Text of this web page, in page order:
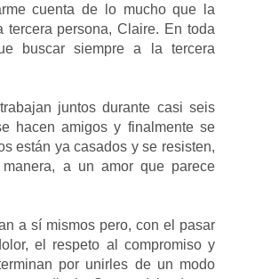
cuenta de lo mucho que la
tercera persona, Claire. En toda
buscar siempre a la tercera
juntos durante casi seis
hacen amigos y finalmente se
están ya casados y se resisten,
a un amor que parece
a sí mismos pero, con el pasar
el respeto al compromiso y
por unirles de un modo